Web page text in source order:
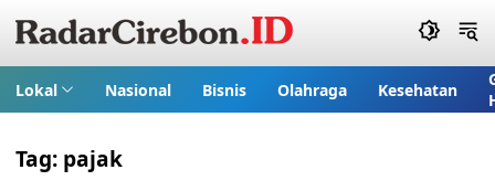
Lokal Nasional Bisnis Olahraga Kesehatan
Tag: pajak